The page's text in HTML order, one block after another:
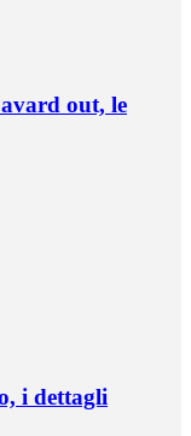
out, le
i dettagli